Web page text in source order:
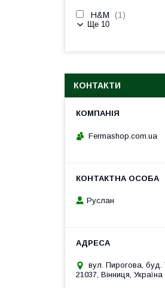
H&M 1
Ще 10
КОНТАКТИ
Fermashop.com.ua
Руслан
вул. Пирогова, буд.
21037, Вінниця, Україна